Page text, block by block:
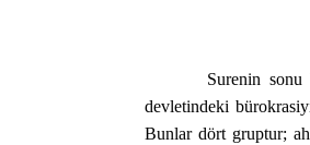
Surenin
devletindeki
Bunlar dört gruptur;